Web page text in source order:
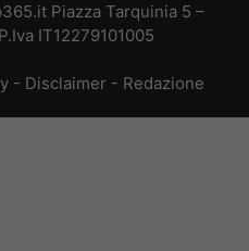
Piazza Tarquinia 5 –
IT12279101005
- Disclaimer - Redazione